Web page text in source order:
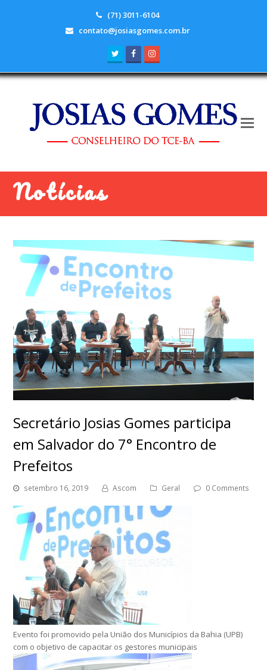
(71) 3011-6104
contato@josiasgomes.com.br
TwitterFacebook
Notícias
Secretário Josias Gomes participa
em Salvador do 7° Encontro de
Prefeitos
setembro 16, 2019 Ascom Geral 0 Comments
Evento foi promovido pela União dos Municípios da Bahia (UPB)
com o objetivo de capacitar os gestores municipais